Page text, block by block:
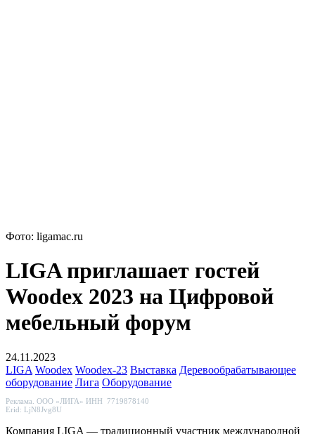
Фото: ligamac.ru
LIGA приглашает гостей
Woodex 2023 на Цифровой
мебельный форум
24.11.2023
LIGA Woodex Woodex-23 Выставка Деревообрабатывающее
оборудование Лига Оборудование
Реклама. ООО «ЛИГА» ИНН 7719878140
Erid: LjN8Jvg8U
Компания LIGA — традиционный участник международной